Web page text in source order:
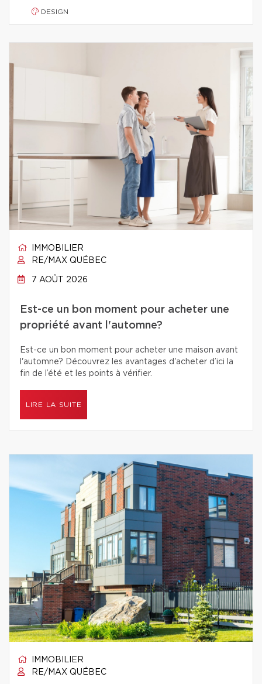
DESIGN
IMMOBILIER
RE/MAX QUÉBEC
7 AOÛT 2026
Est-ce un bon moment pour acheter une
propriété avant l'automne?
Est-ce un bon moment pour acheter une maison avant
l'automne? Découvrez les avantages d'acheter d’ici la
fin de l’été et les points à vérifier.
LIRE LA SUITE
IMMOBILIER
RE/MAX QUÉBEC